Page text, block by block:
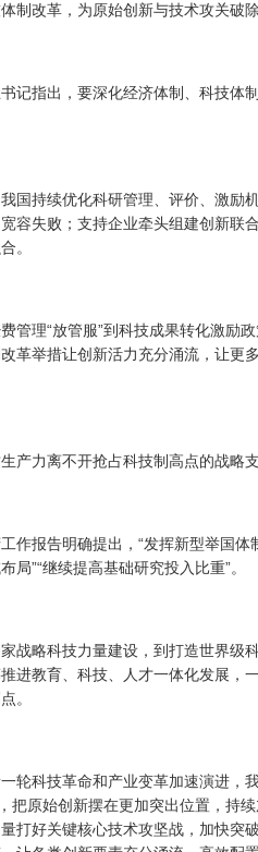
改革，为原始创新与技术攻关破
指出，要深化经济体制、科技体
持续优化科研管理、评价、激励
容失败；支持企业牵头组建创新联
。
理“放管服”到科技成果转化激励
革举措让创新活力充分涌流，让更
力离不开抢占科技制高点的战略
报告明确提出，“发挥新型举国体
局”“继续提高基础研究投入比重”。
略科技力量建设，到打造世界级
进教育、科技、人才一体化发展，
。
科技革命和产业变革加速演进，
把原始创新摆在更加突出位置，持
打好关键核心技术攻坚战，加快突